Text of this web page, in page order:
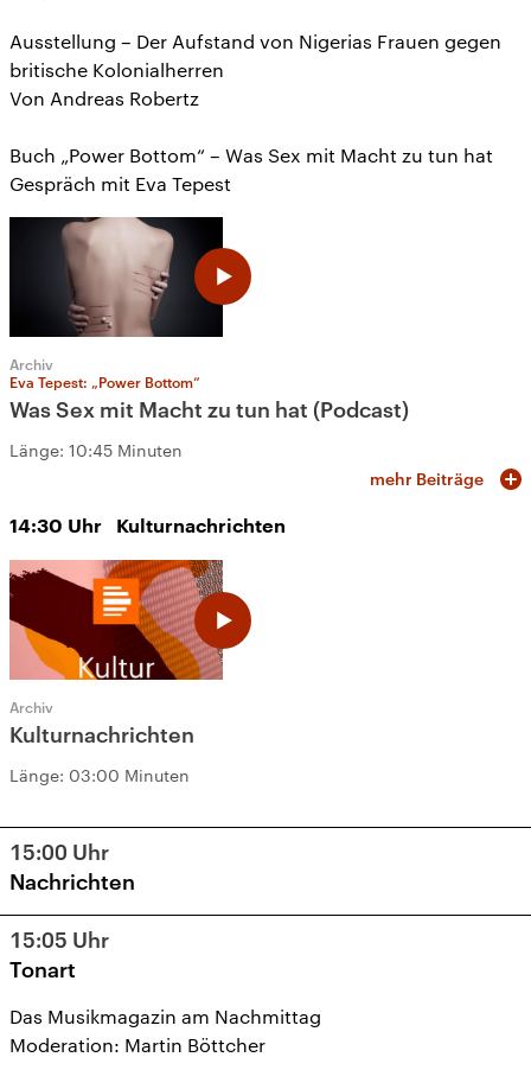
Ausstellung – Der Aufstand von Nigerias Frauen gegen
britische Kolonialherren
Von Andreas Robertz
Buch „Power Bottom“ – Was Sex mit Macht zu tun hat
Gespräch mit Eva Tepest
Archiv
Eva Tepest: „Power Bottom“
Was Sex mit Macht zu tun hat (Podcast)
Länge: 10:45 Minuten
mehr Beiträge
14:30 Uhr Kulturnachrichten
Archiv
Kulturnachrichten
Länge: 03:00 Minuten
15:00 Uhr
Nachrichten
15:05 Uhr
Tonart
Das Musikmagazin am Nachmittag
Moderation: Martin Böttcher